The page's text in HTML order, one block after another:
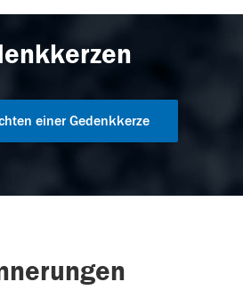
einer Gedenkkerze